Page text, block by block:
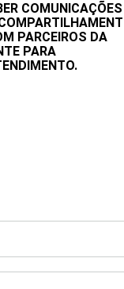
PARCEIROS DA
PARA